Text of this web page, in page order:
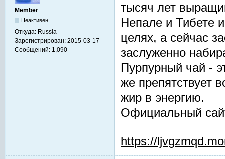
Member
Неактивен
Откуда: Russia
Зарегистрирован: 2015-03-17
Сообщений: 1,090
тысяч лет
Непале и Тибете
целях, а сейчас
заслуженно
Пурпурный чай -
же препятствует
жир в энергию.
Официальный
https://